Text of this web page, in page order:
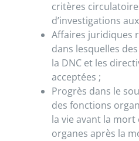
critères
d’investigations
Affaires juridiques
dans lesquelles
la DNC et les
acceptées ;
Progrès dans le
des fonctions
la vie avant la
organes après la